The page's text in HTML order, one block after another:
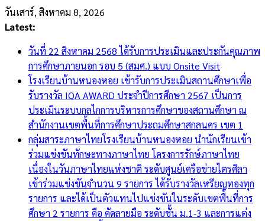
Skip
to
วันเสาร์, สิงหาคม 8, 2026
Latest:
วันที่ 22 สิงหาคม 2568 ได้รับการประเมินและประกันคุณภาพ
การศึกษาภายนอก รอบ 5 (สมศ.) แบบ Onsite Visit
โรงเรียนบ้านหนองหอย เข้ารับการประเมินสถานศึกษาเพื่อ
รับรางวัล IQA AWARD ประจำปีการศึกษา 2567 เป็นการ
ประเมินระบบกลไกการบริหารการศึกษาของสถานศึกษา ณ
สำนักงานเขตพื้นที่การศึกษาประถมศึกษาสกลนคร เขต 1
กลุ่มสาระภาษาไทยโรงเรียนบ้านหนองหอย นำนักเรียนเข้า
ร่วมแข่งขันทักษะทางภาษาไทย โครงการรักษ์ภาษาไทย
เนื่องในวันภาษาไทยแห่งชาติ ระดับศูนย์เครือข่ายไตรศิลา
เข้าร่วมแข่งขันจำนวน 9 รายการ ได้รับรางวัลเหรียญทองทุก
รายการ และได้เป็นตัวแทนไปแข่งขันในระดับเขตพื้นที่การ
ศึกษา 2 รายการ คือ คัดลายมือ ระดับชั้น ม.1-3 และการแต่ง